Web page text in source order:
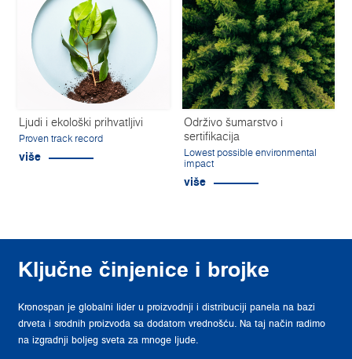
Ljudi i ekološki prihvatljivi
Proven track record
više
Održivo šumarstvo i
sertifikacija
Lowest possible environmental
impact
više
Ključne činjenice i brojke
Kronospan je globalni lider u proizvodnji i distribuciji panela na bazi
drveta i srodnih proizvoda sa dodatom vrednošću. Na taj način radimo
na izgradnji boljeg sveta za mnoge ljude.